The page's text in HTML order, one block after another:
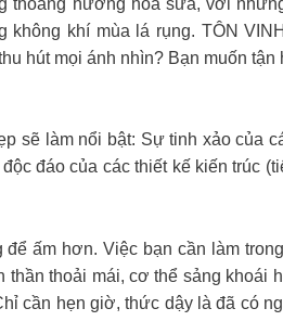
không khí mùa lá rụng. TÔN
hút mọi ánh nhìn? Bạn muốn
sẽ làm nổi bật: Sự tinh xảo của
đáo của các thiết kế kiến trúc
ấm hơn. Việc bạn cần làm
thoải mái, cơ thể sảng khoái
cần hẹn giờ, thức dậy là đã có